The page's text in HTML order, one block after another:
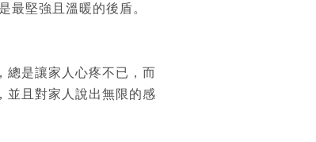
最堅強且溫暖的後盾。
總是讓家⼈⼼疼不已，⽽
並且對家⼈說出無限的感